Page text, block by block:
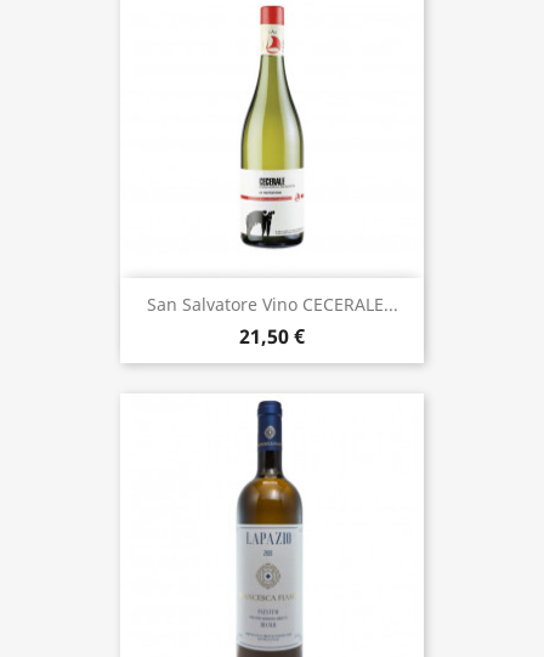
San Salvatore Vino CECERALE...
21,50 €